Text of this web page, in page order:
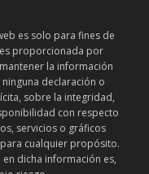
es solo para fines de
proporcionada por
la información
declaración o
sobre la integridad,
con respecto
servicios o gráficos
cualquier propósito.
dicha información es,